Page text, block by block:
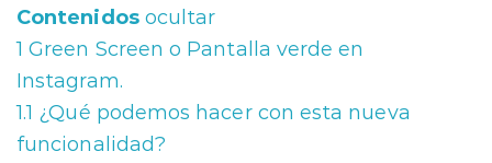
Contenidos ocultar
1 Green Screen o Pantalla verde en
Instagram.
1.1 ¿Qué podemos hacer con esta nueva
funcionalidad?